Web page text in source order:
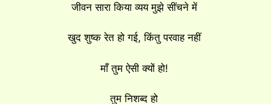
जीवन सारा किया व्यय मुझे सींचने में
खुद शुष्क रेत हो गई, किंतु परवाह नहीं
माँ तुम ऐसी क्यों हो!
तुम निशब्द हो